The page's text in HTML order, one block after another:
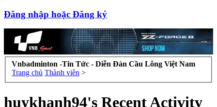
Đăng nhập hoặc Đăng ký
Vnbadminton -Tin Tức - Diễn Đàn Cầu Lông Việt Nam
Trang chủ Thành viên >
huykhanh94's Recent Activity